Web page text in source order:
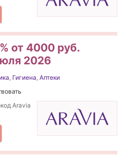
от 4000 руб.
2026
Гигиена Аптеки
Aravia